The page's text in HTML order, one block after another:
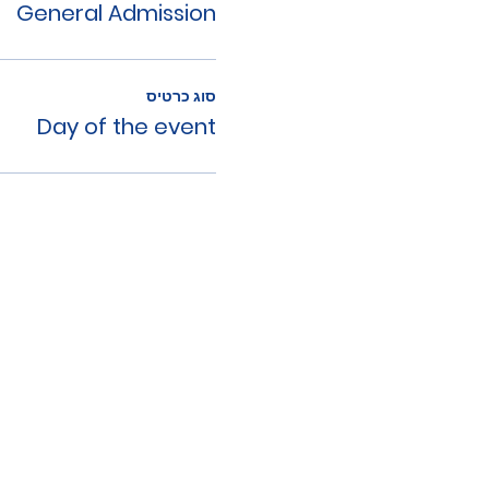
General Admission
סוג כרטיס
Day of the event